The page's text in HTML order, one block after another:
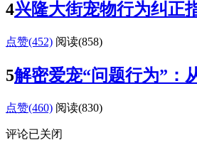
4兴隆大街宠物行为纠正
点赞(452) 阅读(858)
5解密爱宠“问题行为”：
点赞(460) 阅读(830)
评论已关闭